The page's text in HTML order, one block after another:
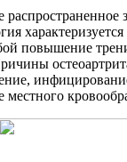
распространенное
повышение
местного